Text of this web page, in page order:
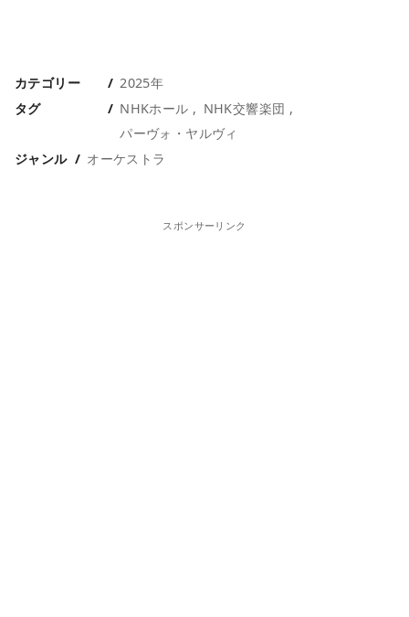
カテゴリー
2025年
タグ
NHKホール
NHK交響楽団
パーヴォ・ヤルヴィ
ジャンル
オーケストラ
スポンサーリンク